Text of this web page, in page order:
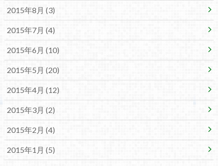
2015年8月 (3)
2015年7月 (4)
2015年6月 (10)
2015年5月 (20)
2015年4月 (12)
2015年3月 (2)
2015年2月 (4)
2015年1月 (5)